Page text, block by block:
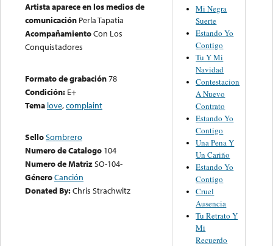
Artista aparece en los medios de
comunicación Perla Tapatia
AcompañamientoCon Los
Conquistadores
Formato de grabación78
Condición: E+
Tema love,complaint
SelloSombrero
Numero de Catalogo 104
Numero de MatrizSO-104-
GéneroCanción
Donated By:Chris Strachwitz
Mi Negra
Suerte
Estando Yo
Contigo
Tu Y Mi
Navidad
Contestacion
A Nuevo
Contrato
Estando Yo
Contigo
Una Pena Y
Un Cariño
Estando Yo
Contigo
Cruel
Ausencia
Tu Retrato Y
Mi
Recuerdo